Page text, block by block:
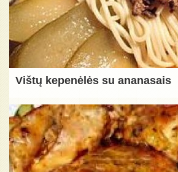
Vištų kepenėlės su ananasais